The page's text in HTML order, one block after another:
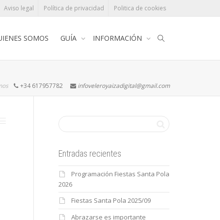
Aviso legal Política de privacidad Politica de cookies
SOMOS GUÍA INFORMACIÓN
+34 617957782 infoveleroyaizadigital@gmail.com
Entradas recientes
Programación Fiestas Santa Pola
2026
Fiestas Santa Pola 2025/09
Abrazarse es importante